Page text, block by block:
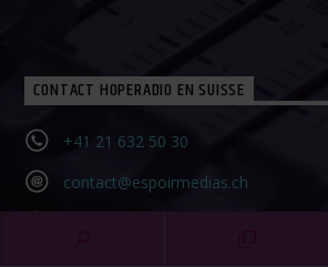
CONTACT HOPERADIO EN SUISSE
+41 21 632 50 30‬
contact@espoirmedias.ch